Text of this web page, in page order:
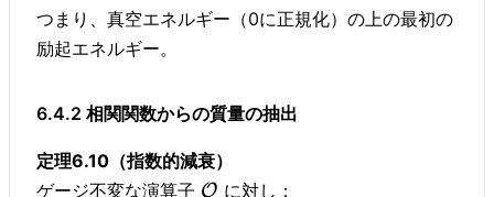
つまり、真空エネルギー（0に正規化）の上の最初の
励起エネルギー。
6.4.2 相関関数からの質量の抽出
定理6.10（指数的減衰）
ゲージ不変な演算子 O に対し：